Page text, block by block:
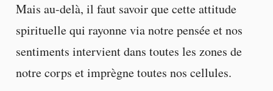
Mais au-delà, il faut savoir que cette attitude
spirituelle qui rayonne via notre pensée et nos
sentiments intervient dans toutes les zones de
notre corps et imprègne toutes nos cellules.